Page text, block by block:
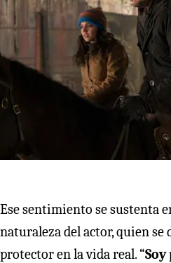
Ese sentimiento se sustenta
naturaleza del actor, quien se
protector en la vida real. “